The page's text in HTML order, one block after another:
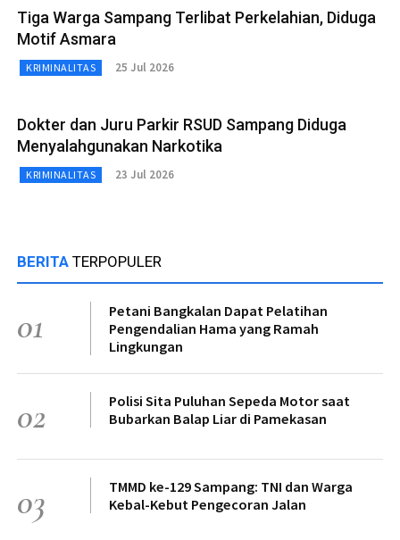
Tiga Warga Sampang Terlibat Perkelahian, Diduga
Motif Asmara
KRIMINALITAS 25 Jul 2026
Dokter dan Juru Parkir RSUD Sampang Diduga
Menyalahgunakan Narkotika
KRIMINALITAS 23 Jul 2026
BERITA TERPOPULER
01
Petani Bangkalan Dapat Pelatihan
Pengendalian Hama yang Ramah
Lingkungan
02
Polisi Sita Puluhan Sepeda Motor saat
Bubarkan Balap Liar di Pamekasan
03
TMMD ke-129 Sampang: TNI dan Warga
Kebal-Kebut Pengecoran Jalan